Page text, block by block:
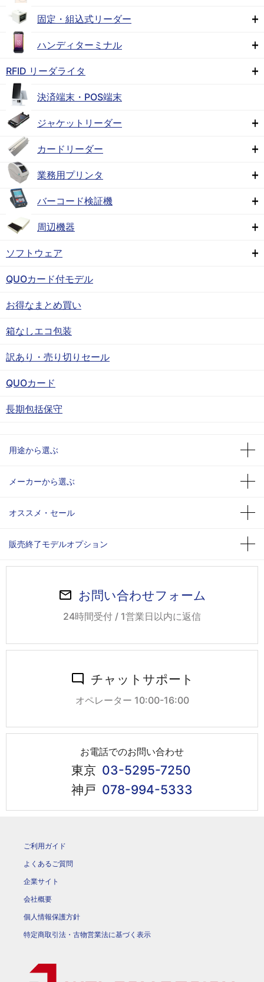
固定・組込式リーダー
ハンディターミナル
RFID リーダライタ
決済端末・POS端末
ジャケットリーダー
カードリーダー
業務用プリンタ
バーコード検証機
周辺機器
ソフトウェア
QUOカード付モデル
お得なまとめ買い
箱なしエコ包装
訳あり・売り切りセール
QUOカード
長期包括保守
用途から選ぶ
メーカーから選ぶ
オススメ・セール
販売終了モデルオプション
お問い合わせフォーム
24時間受付 / 1営業日以内に返信
チャットサポート
オペレーター 10:00-16:00
お電話でのお問い合わせ
東京 03-5295-7250
神戸 078-994-5333
ご利用ガイド
よくあるご質問
企業サイト
会社概要
個人情報保護方針
特定商取引法・古物営業法に基づく表示